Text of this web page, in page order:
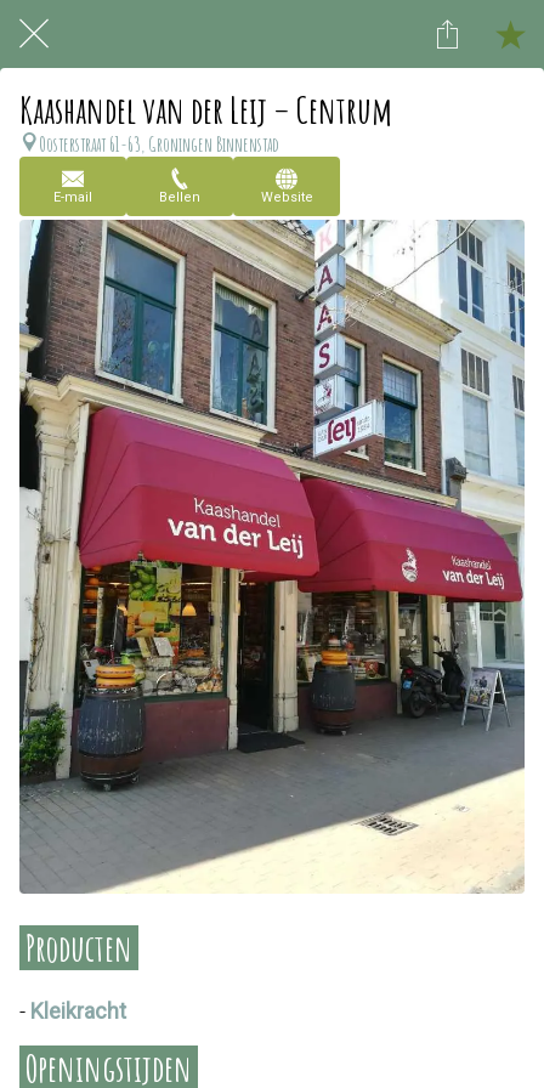
Kaashandel van der Leij – Centrum
Oosterstraat 61-63, Groningen Binnenstad
E-mail Bellen Website
Producten
- Kleikracht
Openingstijden